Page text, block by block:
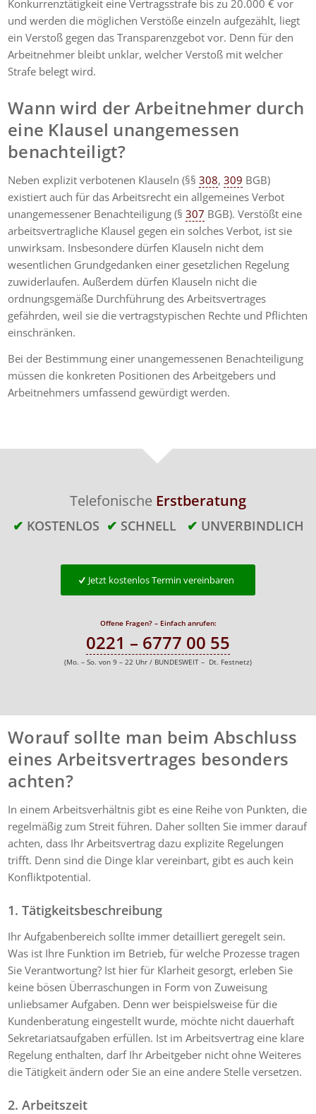
Konkurrenztätigkeit eine Vertragsstrafe bis zu 20.000 € vor
und werden die möglichen Verstöße einzeln aufgezählt, liegt
ein Verstoß gegen das Transparenzgebot vor. Denn für den
Arbeitnehmer bleibt unklar, welcher Verstoß mit welcher
Strafe belegt wird.
Wann wird der Arbeitnehmer durch
eine Klausel unangemessen
benachteiligt?
Neben explizit verbotenen Klauseln (§§308,309 BGB)
existiert auch für das Arbeitsrecht ein allgemeines Verbot
unangemessener Benachteiligung (§307 BGB). Verstößt eine
arbeitsvertragliche Klausel gegen ein solches Verbot, ist sie
unwirksam. Insbesondere dürfen Klauseln nicht dem
wesentlichen Grundgedanken einer gesetzlichen Regelung
zuwiderlaufen. Außerdem dürfen Klauseln nicht die
ordnungsgemäße Durchführung des Arbeitsvertrages
gefährden, weil sie die vertragstypischen Rechte und Pflichten
einschränken.
Bei der Bestimmung einer unangemessenen Benachteiligung
müssen die konkreten Positionen des Arbeitgebers und
Arbeitnehmers umfassend gewürdigt werden.
Telefonische Erstberatung
✔ KOSTENLOS ✔ SCHNELL ✔ UNVERBINDLICH
Jetzt kostenlos Termin vereinbaren
Offene Fragen? – Einfach anrufen:
0221 – 6777 00 55
(Mo. – So. von 9 – 22 Uhr / BUNDESWEIT – Dt. Festnetz)
Worauf sollte man beim Abschluss
eines Arbeitsvertrages besonders
achten?
In einem Arbeitsverhältnis gibt es eine Reihe von Punkten, die
regelmäßig zum Streit führen. Daher sollten Sie immer darauf
achten, dass Ihr Arbeitsvertrag dazu explizite Regelungen
trifft. Denn sind die Dinge klar vereinbart, gibt es auch kein
Konfliktpotential.
1. Tätigkeitsbeschreibung
Ihr Aufgabenbereich sollte immer detailliert geregelt sein.
Was ist Ihre Funktion im Betrieb, für welche Prozesse tragen
Sie Verantwortung? Ist hier für Klarheit gesorgt, erleben Sie
keine bösen Überraschungen in Form von Zuweisung
unliebsamer Aufgaben. Denn wer beispielsweise für die
Kundenberatung eingestellt wurde, möchte nicht dauerhaft
Sekretariatsaufgaben erfüllen. Ist im Arbeitsvertrag eine klare
Regelung enthalten, darf Ihr Arbeitgeber nicht ohne Weiteres
die Tätigkeit ändern oder Sie an eine andere Stelle versetzen.
2. Arbeitszeit